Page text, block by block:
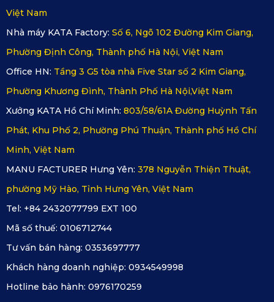
hàng 2
Việt Nam
Nhà máy KATA Factory: Số 6, Ngõ 102 Đường Kim Giang,
Phường Định Công, Thành phố Hà Nội, Việt Nam
Office HN: Tầng 3 G5 tòa nhà Five Star số 2 Kim Giang,
Phường Khương Đình, Thành Phố Hà Nội,Việt Nam
Xưởng KATA Hồ Chí Minh: 803/58/61A Đường Huỳnh Tấn
Phát, Khu Phố 2, Phường Phú Thuận, Thành phố Hồ Chí
Minh, Việt Nam
MANU FACTURER Hưng Yên: 378 Nguyễn Thiện Thuật,
phường Mỹ Hào, Tỉnh Hưng Yên, Việt Nam
Tel: +84 2432077799 EXT 100
Mã số thuế: 0106712744
Tư vấn bán hàng: 0353697777
Khách hàng doanh nghiệp: 0934549998
Hotline bảo hành: 0976170259